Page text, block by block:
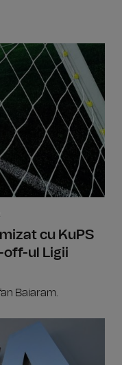
cu KuPS
off-ul Ligii
Baiaram.